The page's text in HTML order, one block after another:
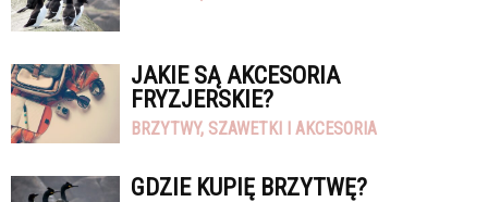
JAKIE SĄ AKCESORIA
FRYZJERSKIE?
BRZYTWY, SZAWETKI I AKCESORIA
GDZIE KUPIĘ BRZYTWĘ?